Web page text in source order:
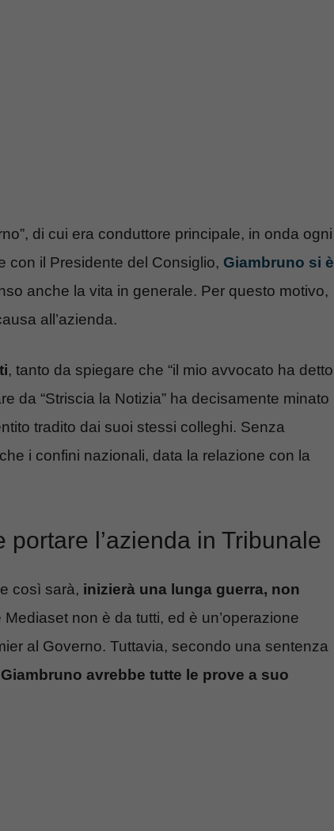
di cui era conduttore principale, in onda ogni
con il Presidente del Consiglio, Giambruno si è
anche la vita in generale. Per questo motivo,
all’azienda.
, tanto da spiegare che “il mio avvocato ha detto
da “Striscia la Notizia” ha decisamente minato
tradito dai suoi stessi colleghi. Senza
i confini nazionali, data la relazione con la
l’azienda in Tribunale
così sarà, inizierà una lunga guerra, non
non è da tutti, ed è un’operazione
al Governo. Tuttavia, secondo una sentenza
Giambruno avrebbe tutte le prove a suo